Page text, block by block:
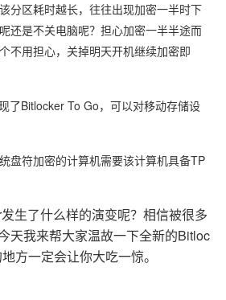
分区耗时越长，往往出现加密一半时下
还是不关电脑呢？担心加密一半半途而
不用担心，关掉明天开机继续加密即
了Bitlocker To Go，可以对移动存储设
盘符加密的计算机需要该计算机具备TP
生了什么样的演变呢？相信被很多
天我来帮大家温故一下全新的Bitloc
方一定会让你大吃一惊。